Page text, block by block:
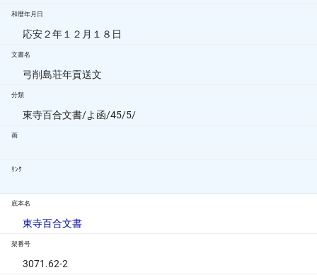
和暦年月日
応安２年１２月１８日
文書名
弓削島荘年貢送文
分類
東寺百合文書/よ函/45/5/
画
ﾘﾝｸ
底本名
東寺百合文書
架番号
3071.62-2